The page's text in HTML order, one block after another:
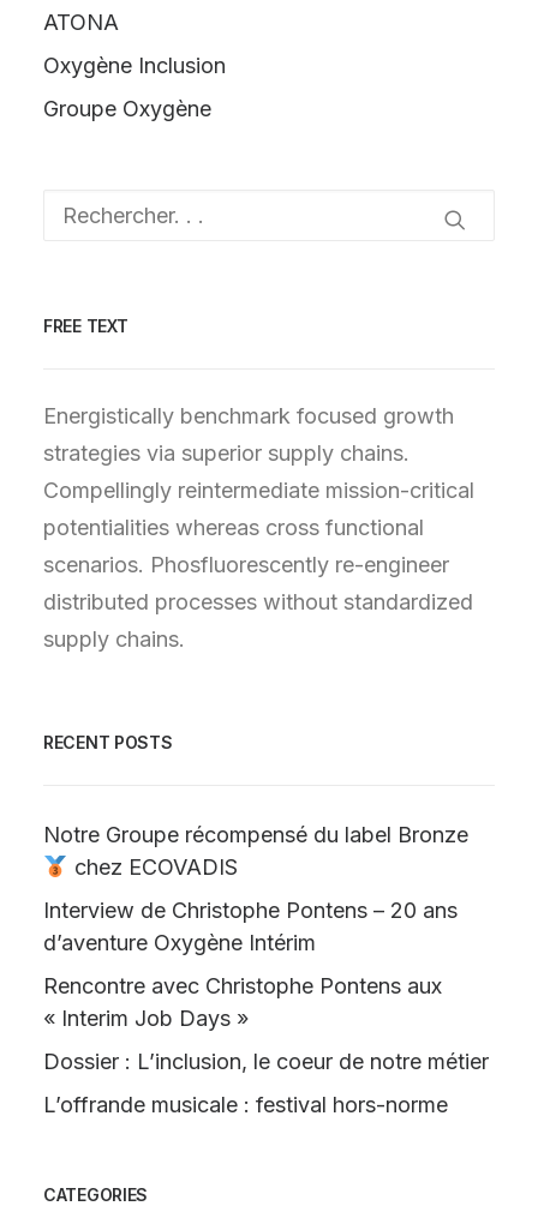
ATONA
Oxygène Inclusion
Groupe Oxygène
FREE TEXT
Energistically benchmark focused growth
strategies via superior supply chains.
Compellingly reintermediate mission-critical
potentialities whereas cross functional
scenarios. Phosfluorescently re-engineer
distributed processes without standardized
supply chains.
RECENT POSTS
Notre Groupe récompensé du label Bronze
chez ECOVADIS
Interview de Christophe Pontens – 20 ans
d’aventure Oxygène Intérim
Rencontre avec Christophe Pontens aux
« Interim Job Days »
Dossier : L’inclusion, le coeur de notre métier
L’offrande musicale : festival hors-norme
CATEGORIES